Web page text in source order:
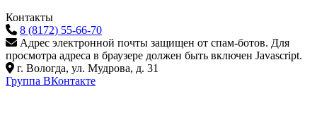
Контакты
8 (8172) 55-66-70
Адрес электронной почты защищен от спам-ботов. Для
просмотра адреса в браузере должен быть включен Javascript.
г. Вологда, ул. Мудрова, д. 31
Группа ВКонтакте